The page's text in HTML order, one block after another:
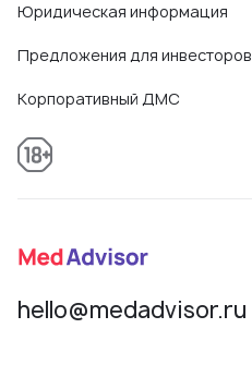
Юридическая информация
Предложения для инвесторов
Корпоративный ДМС
hello@medadvisor.ru